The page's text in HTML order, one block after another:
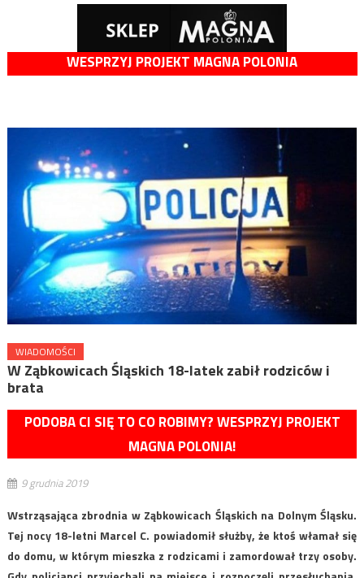
WESPRZYJ PROJEKT MAGNA POLONIA
WIADOMOŚCI
W Ząbkowicach Śląskich 18-latek zabił rodziców i
brata
PODOBA CI SIĘ TO CO ROBIMY? WESPRZYJ PROJEKT
MAGNA POLONIA!
9 grudnia 2019
Wstrząsająca zbrodnia w Ząbkowicach Śląskich na Dolnym Śląsku.
Tej nocy 18-letni Marcel C. powiadomił służby, że ktoś włamał się
do domu, w którym mieszka z rodzicami i zamordował trzy osoby.